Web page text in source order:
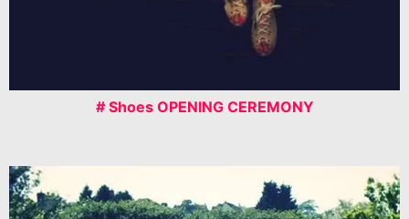
# Shoes OPENING CEREMONY